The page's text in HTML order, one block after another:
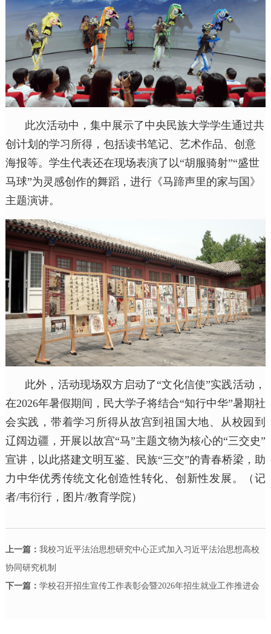
此次活动中，集中展示了中央民族大学学生通过共
创计划的学习所得，包括读书笔记、艺术作品、创意
海报等。学生代表还在现场表演了以“胡服骑射”“盛世
马球”为灵感创作的舞蹈，进行《马蹄声里的家与国》
主题演讲。
此外，活动现场双方启动了“文化信使”实践活动，
在2026年暑假期间，民大学子将结合“知行中华”暑期社
会实践，带着学习所得从故宫到祖国大地、从校园到
辽阔边疆，开展以故宫“马”主题文物为核心的“三交史”
宣讲，以此搭建文明互鉴、民族“三交”的青春桥梁，助
力中华优秀传统文化创造性转化、创新性发展。（记
者/韦衍行，图片/教育学院）
上一篇： 我校习近平法治思想研究中心正式加入习近平法治思想高校
协同研究机制
下一篇： 学校召开招生宣传工作表彰会暨2026年招生就业工作推进会